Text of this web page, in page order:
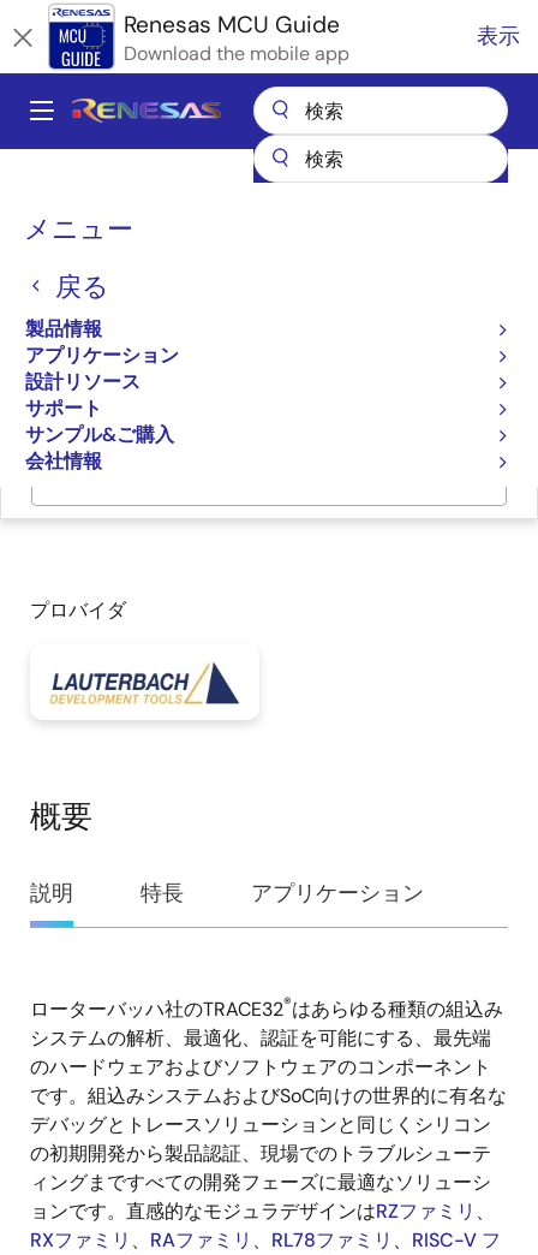
イ
ン
Renesas MCU Guide
Download the mobile app
表示
Main
メニュー
戻る
製品情報
アプリケーション
設計リソース
サポート
サンプル&ご購入
会社情報
パ
く
ず
マイクロコントローラとマイクロプロセッサ
RAファミリのパートナエコシステムソリューション
TRACE32 Debug- and Trace-Tools
TRACE32 Debug- and
Trace-Tools
ページセクションへ移動：
プロバイダ
概要
概
要
説明 特長 アプリケーション
説
明
ローターバッハ社のTRACE32®はあらゆる種類の組込み
システムの解析、最適化、認証を可能にする、最先端
のハードウェアおよびソフトウェアのコンポーネント
です。組込みシステムおよびSoC向けの世界的に有名な
デバッグとトレースソリューションと同じくシリコン
の初期開発から製品認証、現場でのトラブルシューテ
ィングまですべての開発フェーズに最適なソリューシ
ョンです。直感的なモジュラデザインはRZファミリ 、
RXファミリ 、 RAファミリ 、 RL78ファミリ 、 RISC-V フ